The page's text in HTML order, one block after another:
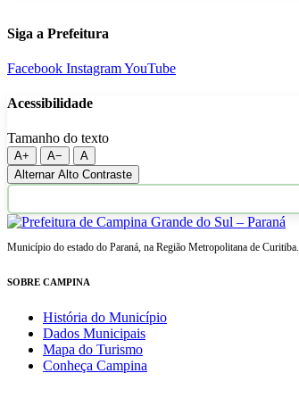
Siga a Prefeitura
Facebook InstagramYouTube
Acessibilidade
Tamanho do texto
A+ A−
A
Alternar Alto Contraste
Município do estado do Paraná, na Região Metropolitana de Curitiba.
SOBRE CAMPINA
História do Município
Dados Municipais
Mapa do Turismo
Conheça Campina